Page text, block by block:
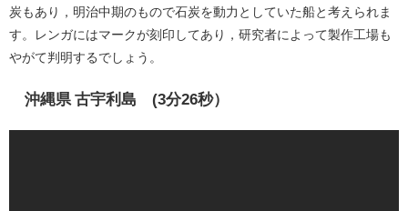
炭もあり，明治中期のもので石炭を動力としていた船と考えられま
す。レンガにはマークが刻印してあり，研究者によって製作工場も
やがて判明するでしょう。
沖縄県 古宇利島 (3分26秒）